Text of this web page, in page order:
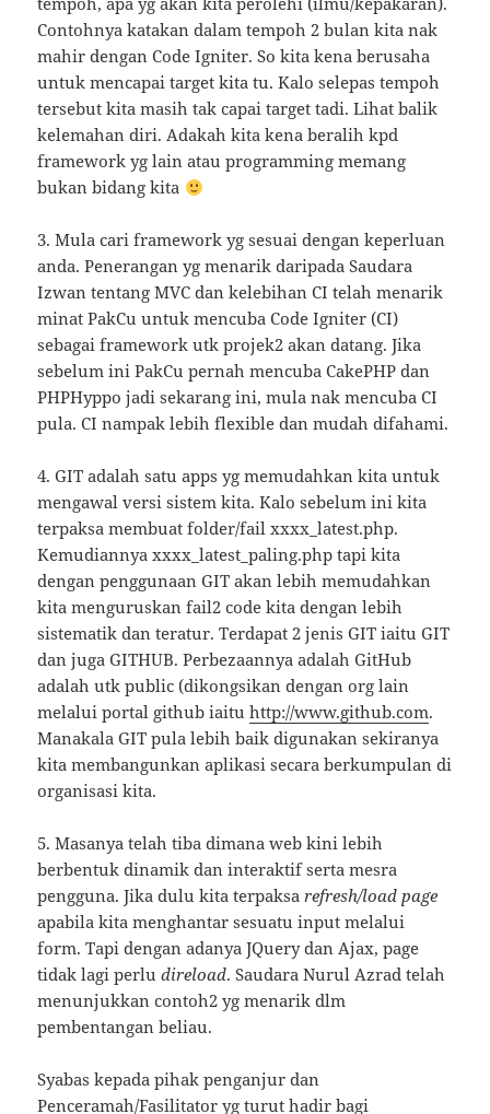
Contohnya katakan dalam tempoh 2 bulan kita nak
mahir dengan Code Igniter. So kita kena berusaha
untuk mencapai target kita tu. Kalo selepas tempoh
tersebut kita masih tak capai target tadi. Lihat balik
kelemahan diri. Adakah kita kena beralih kpd
framework yg lain atau programming memang
bukan bidang kita
3. Mula cari framework yg sesuai dengan keperluan
anda. Penerangan yg menarik daripada Saudara
Izwan tentang MVC dan kelebihan CI telah menarik
minat PakCu untuk mencuba Code Igniter (CI)
sebagai framework utk projek2 akan datang. Jika
sebelum ini PakCu pernah mencuba CakePHP dan
PHPHyppo jadi sekarang ini, mula nak mencuba CI
pula. CI nampak lebih flexible dan mudah difahami.
4. GIT adalah satu apps yg memudahkan kita untuk
mengawal versi sistem kita. Kalo sebelum ini kita
terpaksa membuat folder/fail xxxx_latest.php.
Kemudiannya xxxx_latest_paling.php tapi kita
dengan penggunaan GIT akan lebih memudahkan
kita menguruskan fail2 code kita dengan lebih
sistematik dan teratur. Terdapat 2 jenis GIT iaitu GIT
dan juga GITHUB. Perbezaannya adalah GitHub
adalah utk public (dikongsikan dengan org lain
melalui portal github iaituhttp://www.github.com.
Manakala GIT pula lebih baik digunakan sekiranya
kita membangunkan aplikasi secara berkumpulan di
organisasi kita.
5. Masanya telah tiba dimana web kini lebih
berbentuk dinamik dan interaktif serta mesra
pengguna. Jika dulu kita terpaksarefresh/load page
apabila kita menghantar sesuatu input melalui
form. Tapi dengan adanya JQuery dan Ajax, page
tidak lagi perludireload. Saudara Nurul Azrad telah
menunjukkan contoh2 yg menarik dlm
pembentangan beliau.
Syabas kepada pihak penganjur dan
Penceramah/Fasilitator yg turut hadir bagi